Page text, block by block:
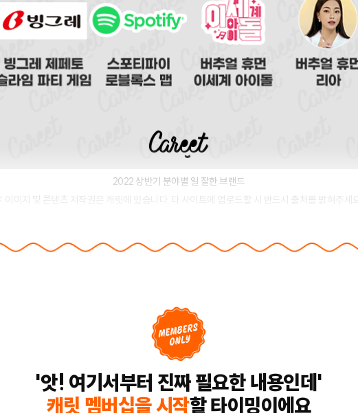
2022 상반기 분야별 일 잘한 브랜드
※ 이미지 및 콘텐츠 저작권은 캐릿에 있습니다. 타 사이트에 업로드할 시 반드시 출처를 밝혀주세요.
'앗! 여기서부터 진짜 필요한 내용인데'
캐릿 멤버십을 시작할 타이밍이에요